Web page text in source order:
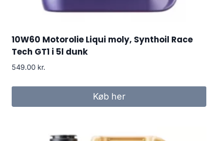
10W60 Motorolie Liqui moly, Synthoil Race
Tech GT1 i 5l dunk
549.00 kr.
Køb her